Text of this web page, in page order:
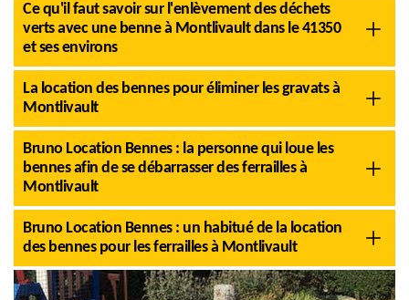
Ce qu'il faut savoir sur l'enlèvement des déchets
verts avec une benne à Montlivault dans le 41350
et ses environs
La location des bennes pour éliminer les gravats à
Montlivault
Bruno Location Bennes : la personne qui loue les
bennes afin de se débarrasser des ferrailles à
Montlivault
Bruno Location Bennes : un habitué de la location
des bennes pour les ferrailles à Montlivault